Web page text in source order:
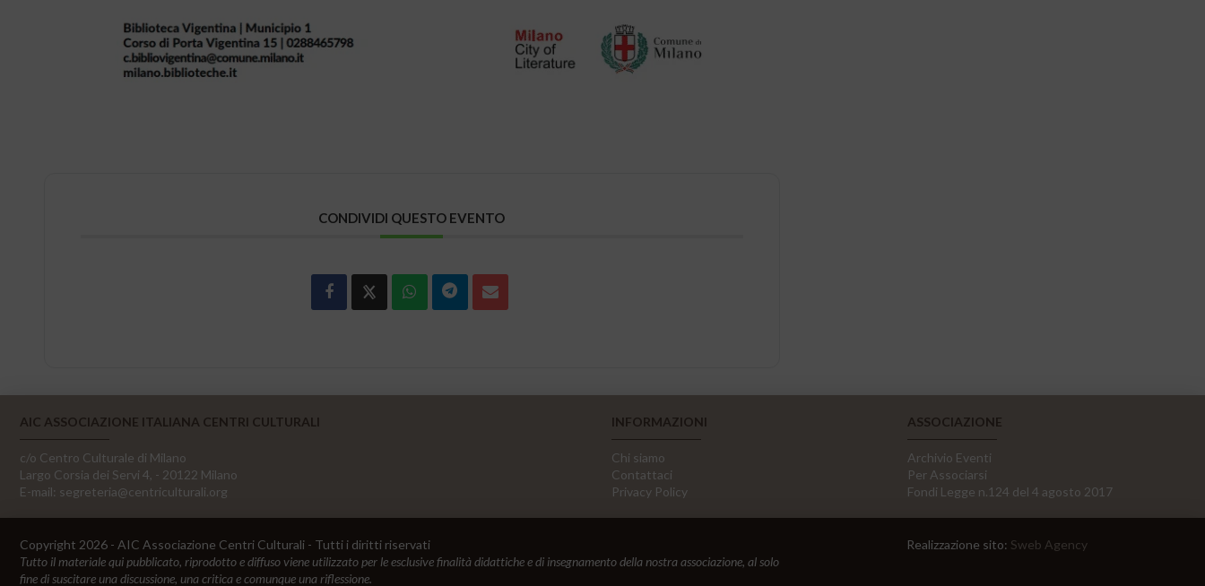
CONDIVIDI QUESTO EVENTO
AIC ASSOCIAZIONE ITALIANA CENTRI CULTURALI
c/o Centro Culturale di Milano
Largo Corsia dei Servi 4, - 20122 Milano
E-mail: segreteria@centriculturali.org
INFORMAZIONI
Chi siamo
Contattaci
Privacy Policy
ASSOCIAZIONE
Archivio Eventi
Per Associarsi
Fondi Legge n.124 del 4 agosto 2017
Copyright 2026 - AIC Associazione Centri Culturali - Tutti i diritti riservati
Tutto il materiale qui pubblicato, riprodotto e diffuso viene utilizzato per le esclusive finalità didattiche e di insegnamento della nostra associazione, al solo
fine di suscitare una discussione, una critica e comunque una riflessione.
Realizzazione sito: Sweb Agency